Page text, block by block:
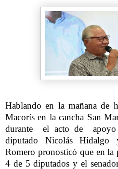
Hablando en la mañana de
Macorís en la cancha San
durante el acto de apoyo
diputado Nicolás Hidalgo
Romero pronosticó que en la
4 de 5 diputados y el